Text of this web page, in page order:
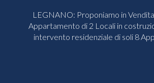
LEGNANO: Proponiamo in
Appartamento di 2 Locali in
intervento residenziale di soli 8